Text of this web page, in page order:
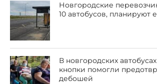
Новгородские
10 автобусов, планируют
В новгородских
кнопки помогли
дебошей